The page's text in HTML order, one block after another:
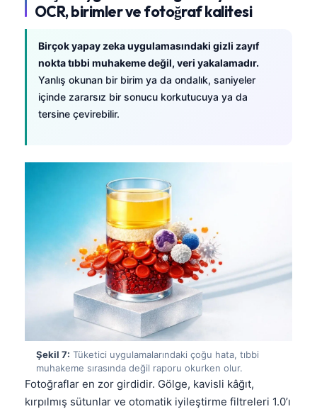
OCR, birimler ve fotoğraf kalitesi
Birçok yapay zeka uygulamasındaki gizli zayıf
nokta tıbbi muhakeme değil, veri yakalamadır.
Yanlış okunan bir birim ya da ondalık, saniyeler
içinde zararsız bir sonucu korkutucuya ya da
tersine çevirebilir.
Şekil 7: Tüketici uygulamalarındaki çoğu hata, tıbbi
muhakeme sırasında değil raporu okurken olur.
Fotoğraflar en zor girdidir. Gölge, kavisli kâğıt,
kırpılmış sütunlar ve otomatik iyileştirme filtreleri 1.0’ı
한국어
Magyar
Shqip
اردو
ગુજરાતી
മലയാളം
Bahasa Melayu
Tiếng Việt
Tagalog
ไทย